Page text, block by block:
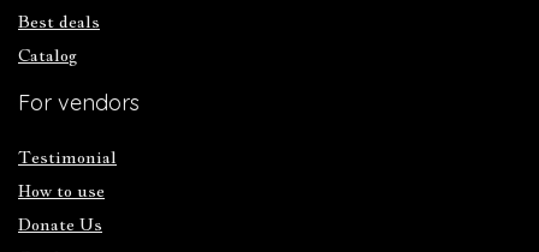
Best deals
Catalog
For vendors
Testimonial
How to use
Donate Us